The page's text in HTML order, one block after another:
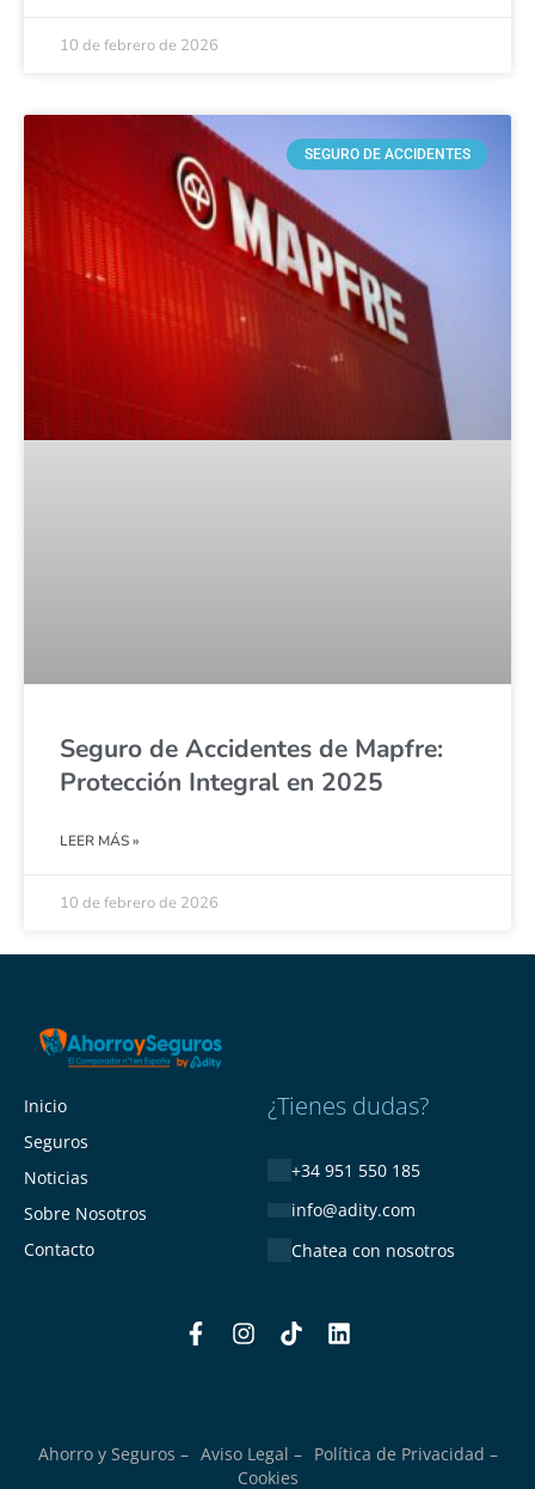
10 de febrero de 2026
SEGURO DE ACCIDENTES
Seguro de Accidentes de Mapfre:
Protección Integral en 2025
LEER MÁS »
10 de febrero de 2026
Inicio
Seguros
Noticias
Sobre Nosotros
Contacto
¿Tienes dudas?
+34 951 550 185
info@adity.com
Chatea con nosotros
Ahorro y Seguros – Aviso Legal –
Política de Privacidad –
Cookies